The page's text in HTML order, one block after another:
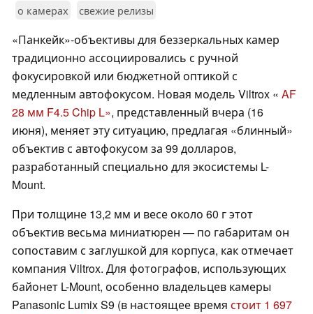
о камерах свежие релизы
«Панкейк»-объективы для беззеркальных камер
традиционно ассоциировались с ручной
фокусировкой или бюджетной оптикой с
медленным автофокусом. Новая модель Viltrox « AF
28 мм F4.5 Chip L», представленный вчера (16
июня), меняет эту ситуацию, предлагая «блинный»
объектив с автофокусом за 99 долларов,
разработанный специально для экосистемы L-
Mount.
При толщине 13,2 мм и весе около 60 г этот
объектив весьма миниатюрен — по габаритам он
сопоставим с заглушкой для корпуса, как отмечает
компания Viltrox. Для фотографов, использующих
байонет L-Mount, особенно владельцев камеры
Panasonic Lumix S9 (в настоящее время стоит 1 697